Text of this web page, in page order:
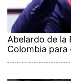
Abelardo de la
Colombia